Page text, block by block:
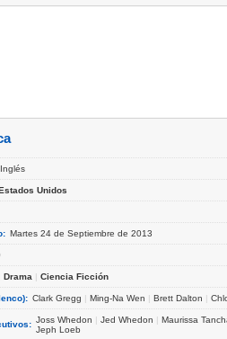
Inglés
Unidos
Martes 24 de Septiembre de 2013
Drama | Ciencia Ficción
Clark Gregg | Ming-Na Wen | Brett Dalton |
Joss Whedon | Jed Whedon | Maurissa
Jeph Loeb